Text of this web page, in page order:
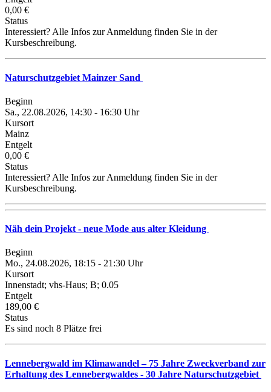
0,00 €
Status
Interessiert? Alle Infos zur Anmeldung finden Sie in der
Kursbeschreibung.
Naturschutzgebiet Mainzer Sand
Beginn
Sa., 22.08.2026, 14:30 - 16:30 Uhr
Kursort
Mainz
Entgelt
0,00 €
Status
Interessiert? Alle Infos zur Anmeldung finden Sie in der
Kursbeschreibung.
Näh dein Projekt - neue Mode aus alter Kleidung
Beginn
Mo., 24.08.2026, 18:15 - 21:30 Uhr
Kursort
Innenstadt; vhs-Haus; B; 0.05
Entgelt
189,00 €
Status
Es sind noch 8 Plätze frei
Lennebergwald im Klimawandel – 75 Jahre Zweckverband zur
Erhaltung des Lennebergwaldes - 30 Jahre Naturschutzgebiet